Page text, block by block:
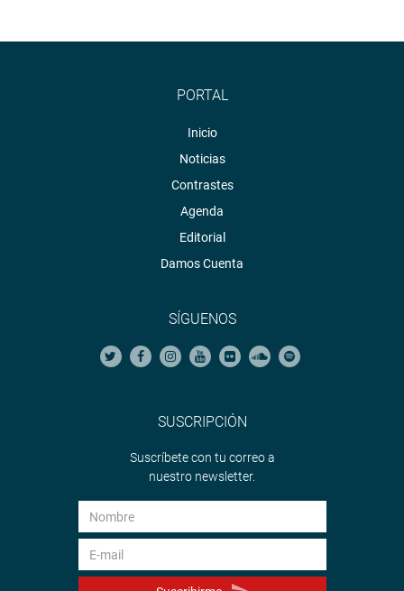
PORTAL
Inicio
Noticias
Contrastes
Agenda
Editorial
Damos Cuenta
SÍGUENOS
SUSCRIPCIÓN
Suscríbete con tu correo a
nuestro newsletter.